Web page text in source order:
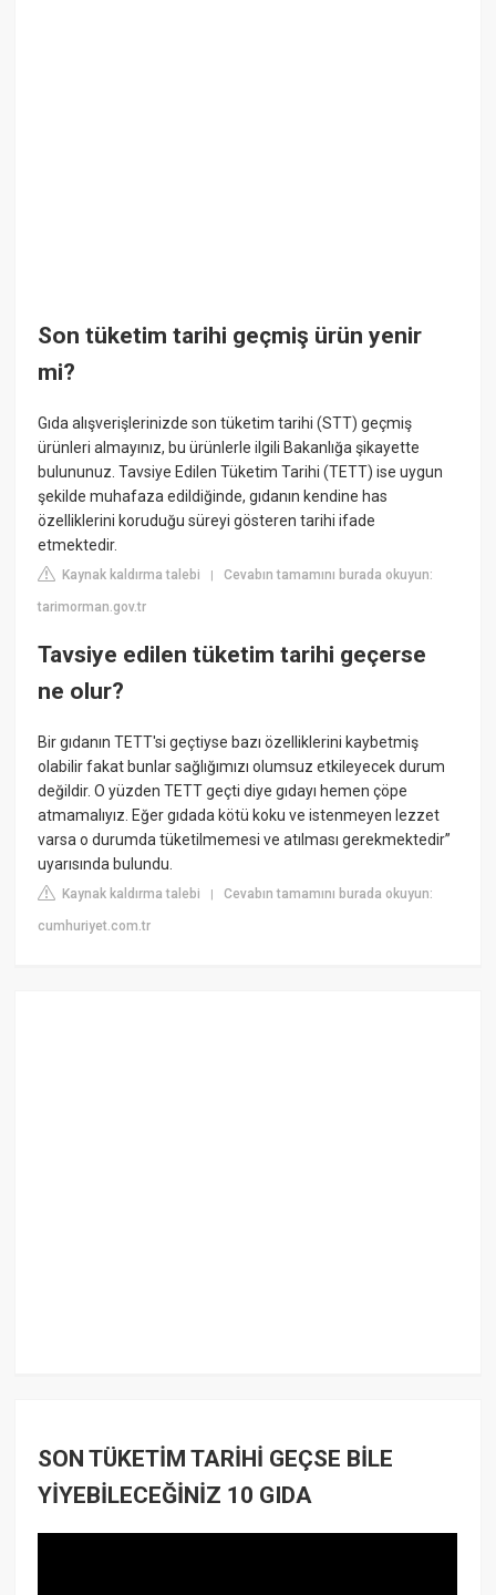
Son tüketim tarihi geçmiş ürün yenir
mi?
Gıda alışverişlerinizde son tüketim tarihi (STT) geçmiş
ürünleri almayınız, bu ürünlerle ilgili Bakanlığa şikayette
bulununuz. Tavsiye Edilen Tüketim Tarihi (TETT) ise uygun
şekilde muhafaza edildiğinde, gıdanın kendine has
özelliklerini koruduğu süreyi gösteren tarihi ifade
etmektedir.
Kaynak kaldırma talebi |Cevabın tamamını burada okuyun:
tarimorman.gov.tr
Tavsiye edilen tüketim tarihi geçerse
ne olur?
Bir gıdanın TETT'si geçtiyse bazı özelliklerini kaybetmiş
olabilir fakat bunlar sağlığımızı olumsuz etkileyecek durum
değildir. O yüzden TETT geçti diye gıdayı hemen çöpe
atmamalıyız. Eğer gıdada kötü koku ve istenmeyen lezzet
varsa o durumda tüketilmemesi ve atılması gerekmektedir”
uyarısında bulundu.
Kaynak kaldırma talebi |Cevabın tamamını burada okuyun:
cumhuriyet.com.tr
SON TÜKETİM TARİHİ GEÇSE BİLE
YİYEBİLECEĞİNİZ 10 GIDA